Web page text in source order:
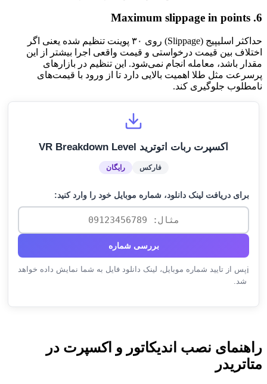
6. Maximum slippage in points
حداکثر اسلیپیج (Slippage) روی ۳۰ پوینت تنظیم شده یعنی اگر
اختلاف بین قیمت درخواستی و قیمت واقعی اجرا بیشتر از این
مقدار باشد، معامله انجام نمی‌شود. این تنظیم در بازارهای
پرسرعت مثل طلا اهمیت بالایی دارد تا از ورود با قیمت‌های
نامطلوب جلوگیری کند.
اکسپرت ربات اتوترید VR Breakdown Level
فارکس رایگان
برای دریافت لینک دانلود، شماره موبایل خود را وارد کنید:
بررسی شماره
ℹ️پس از تایید شماره موبایل، لینک دانلود فایل به شما نمایش داده خواهد
شد.
راهنمای نصب اندیکاتور و اکسپرت در
متاتریدر